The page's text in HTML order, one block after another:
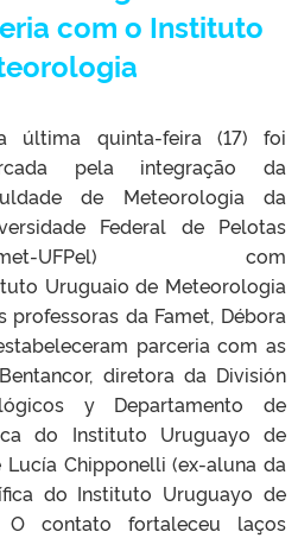
com o Instituto
última quinta-feira (17) foi
pela integração da
de Meteorologia da
Federal de Pelotas
UFPel) com
Uruguaio de Meteorologia
professoras da Famet, Débora
parceria com as
diretora da División
y Departamento de
do Instituto Uruguayo de
Chipponelli (ex-aluna da
do Instituto Uruguayo de
O contato fortaleceu laços